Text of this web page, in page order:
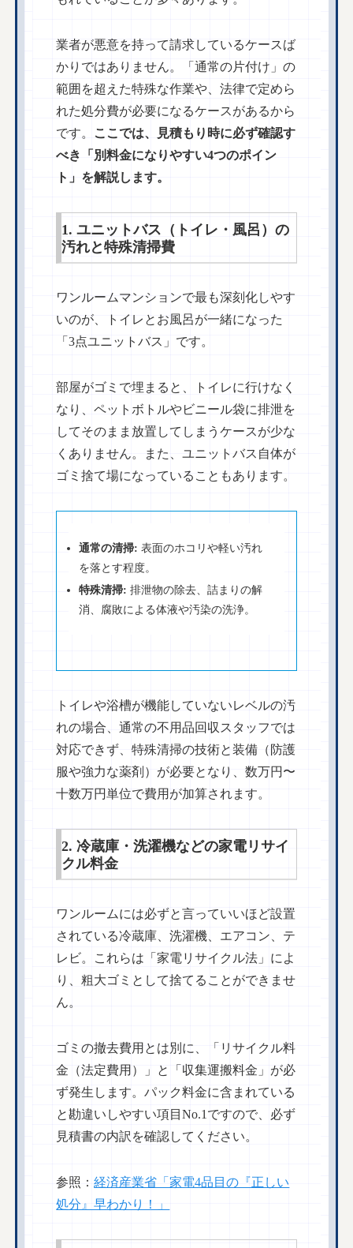
業者が悪意を持って請求しているケースば
かりではありません。「通常の片付け」の
範囲を超えた特殊な作業や、法律で定めら
れた処分費が必要になるケースがあるから
です。 ここでは、見積もり時に必ず確認す
べき「別料金になりやすい4つのポイン
ト」を解説します。
1. ユニットバス（トイレ・風呂）の
汚れと特殊清掃費
ワンルームマンションで最も深刻化しやす
いのが、トイレとお風呂が一緒になった
「3点ユニットバス」です。
部屋がゴミで埋まると、トイレに行けなく
なり、ペットボトルやビニール袋に排泄を
してそのまま放置してしまうケースが少な
くありません。また、ユニットバス自体が
ゴミ捨て場になっていることもあります。
通常の清掃: 表面のホコリや軽い汚れ
を落とす程度。
特殊清掃: 排泄物の除去、詰まりの解
消、腐敗による体液や汚染の洗浄。
トイレや浴槽が機能していないレベルの汚
れの場合、通常の不用品回収スタッフでは
対応できず、特殊清掃の技術と装備（防護
服や強力な薬剤）が必要となり、数万円〜
十数万円単位で費用が加算されます。
2. 冷蔵庫・洗濯機などの家電リサイ
クル料金
ワンルームには必ずと言っていいほど設置
されている冷蔵庫、洗濯機、エアコン、テ
レビ。これらは「家電リサイクル法」によ
り、粗大ゴミとして捨てることができませ
ん。
ゴミの撤去費用とは別に、「リサイクル料
金（法定費用）」と「収集運搬料金」が必
ず発生します。パック料金に含まれている
と勘違いしやすい項目No.1ですので、必ず
見積書の内訳を確認してください。
参照：経済産業省「家電4品目の『正しい
処分』早わかり！」